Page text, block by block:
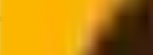
a casa vostra